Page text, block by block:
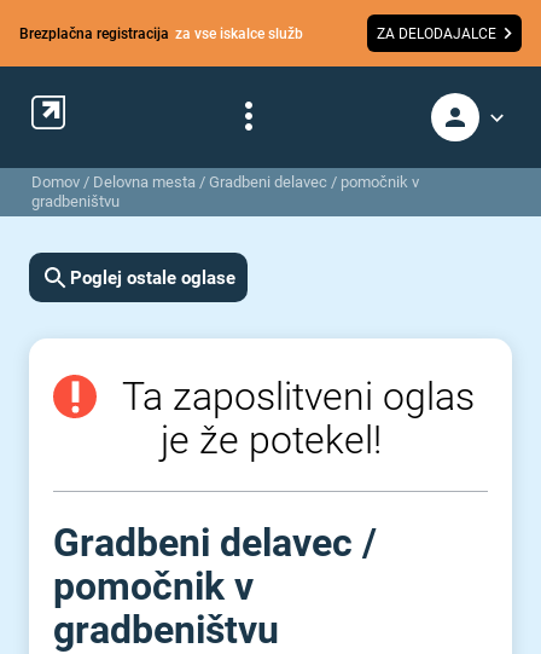
Brezplačna registracija za vse iskalce služb ZA DELODAJALCE
Domov / Delovna mesta / Gradbeni delavec / pomočnik v
gradbeništvu
Poglej ostale oglase
Ta zaposlitveni oglas
je že potekel!
Gradbeni delavec ⁠/⁠
pomočnik v
gradbeništvu